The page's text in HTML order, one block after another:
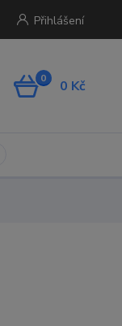
Přihlášení
0 0 Kč